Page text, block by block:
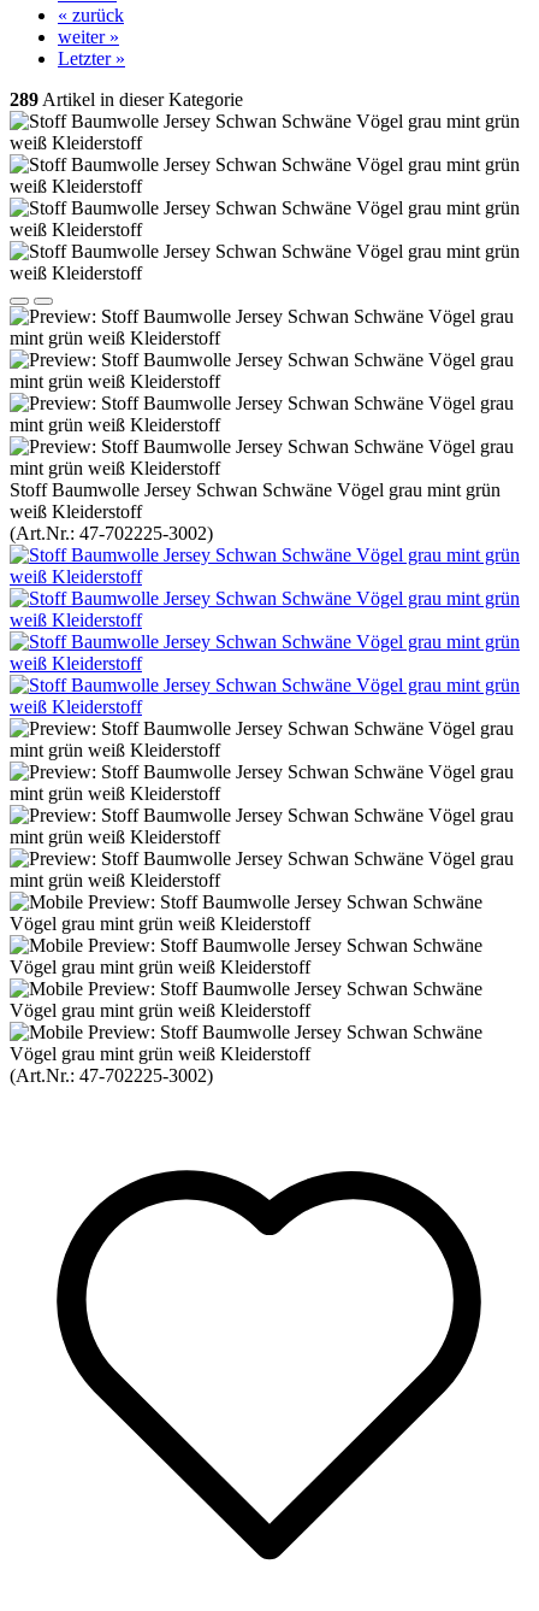
« zurück
weiter »
Letzter »
289 Artikel in dieser Kategorie
Stoff Baumwolle Jersey Schwan Schwäne Vögel grau mint grün
weiß Kleiderstoff
(Art.Nr.: 47-702225-3002)
(Art.Nr.: 47-702225-3002)